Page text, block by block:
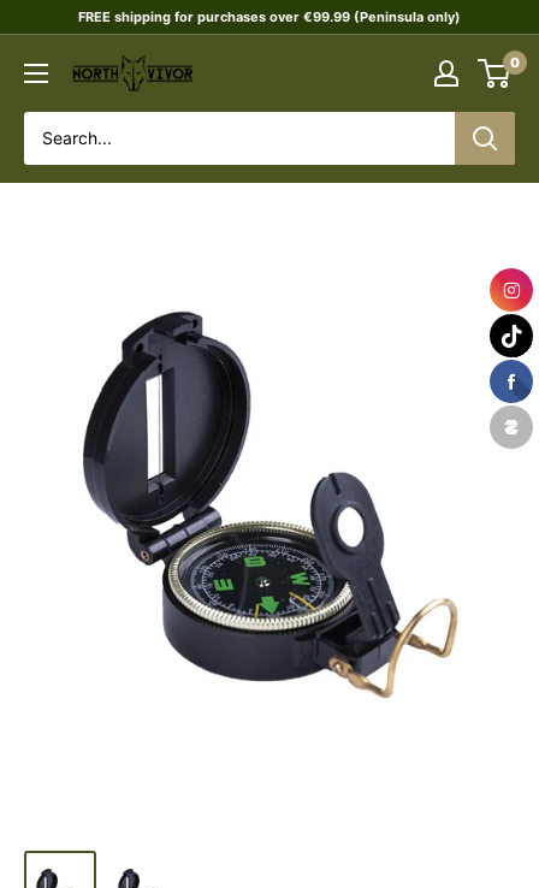
content
FREE shipping for purchases over €99.99 (Peninsula only)
NORTHVIVOR 0